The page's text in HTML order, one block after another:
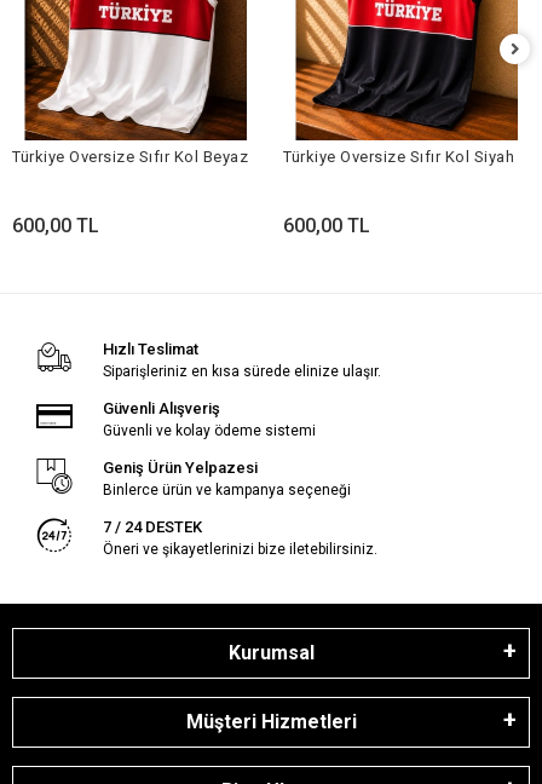
Türkiye Oversize Sıfır Kol Beyaz
600,00 TL
Türkiye Oversize Sıfır Kol Siyah
600,00 TL
Hızlı Teslimat
Siparişleriniz en kısa sürede elinize ulaşır.
Güvenli Alışveriş
Güvenli ve kolay ödeme sistemi
Geniş Ürün Yelpazesi
Binlerce ürün ve kampanya seçeneği
7 / 24 DESTEK
Öneri ve şikayetlerinizi bize iletebilirsiniz.
Kurumsal
Müşteri Hizmetleri